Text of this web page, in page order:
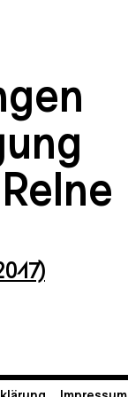
Impressum